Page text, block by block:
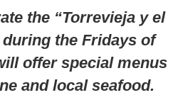
the “Torrevieja y el
the Fridays of
offer special menus
and local seafood.